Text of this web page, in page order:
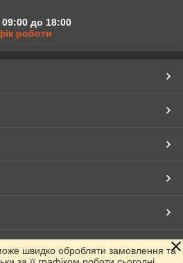
до 18:00
роботи
Prom.ua
швидко обробляти замовлення та